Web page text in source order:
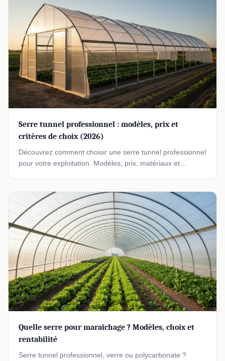
Serre tunnel professionnel : modèles, prix et
critères de choix (2026)
Découvrez comment choisir une serre tunnel professionnel
pour votre exploitation. Modèles, prix, matériaux et
Quelle serre pour maraîchage ? Modèles, choix et
rentabilité
Serre tunnel professionnel, verre ou polycarbonate ?